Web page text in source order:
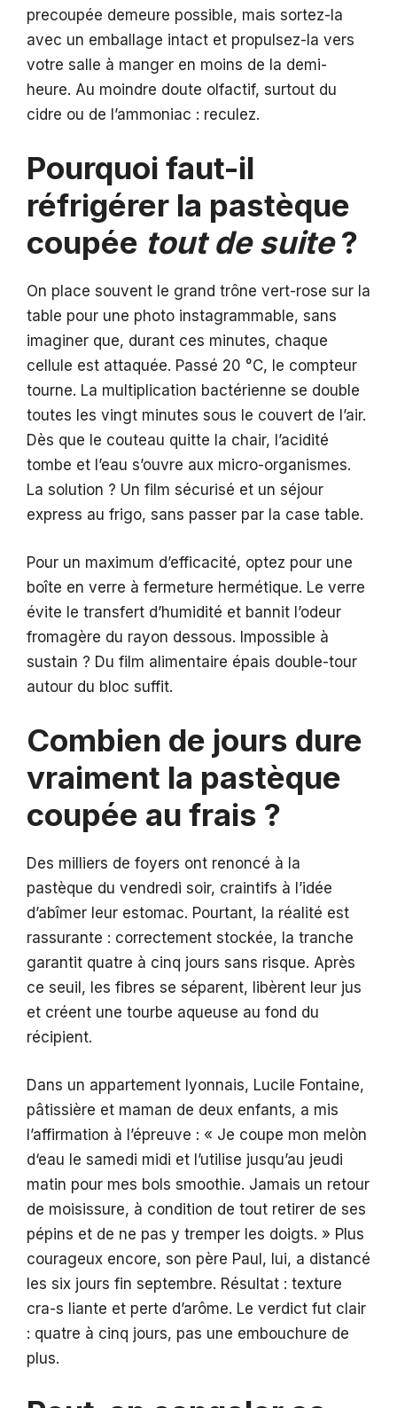
precoupée demeure possible, mais sortez-la
avec un emballage intact et propulsez-la vers
votre salle à manger en moins de la demi-
heure. Au moindre doute olfactif, surtout du
cidre ou de l’ammoniac : reculez.
Pourquoi faut-il
réfrigérer la pastèque
coupée tout de suite?
On place souvent le grand trône vert-rose sur la
table pour une photo instagrammable, sans
imaginer que, durant ces minutes, chaque
cellule est attaquée. Passé 20 °C, le compteur
tourne. La multiplication bactérienne se double
toutes les vingt minutes sous le couvert de l’air.
Dès que le couteau quitte la chair, l’acidité
tombe et l’eau s’ouvre aux micro-organismes.
La solution ? Un film sécurisé et un séjour
express au frigo, sans passer par la case table.
Pour un maximum d’efficacité, optez pour une
boîte en verre à fermeture hermétique. Le verre
évite le transfert d’humidité et bannit l’odeur
fromagère du rayon dessous. Impossible à
sustain ? Du film alimentaire épais double-tour
autour du bloc suffit.
Combien de jours dure
vraiment la pastèque
coupée au frais ?
Des milliers de foyers ont renoncé à la
pastèque du vendredi soir, craintifs à l’idée
d’abîmer leur estomac. Pourtant, la réalité est
rassurante : correctement stockée, la tranche
garantit quatre à cinq jours sans risque. Après
ce seuil, les fibres se séparent, libèrent leur jus
et créent une tourbe aqueuse au fond du
récipient.
Dans un appartement lyonnais, Lucile Fontaine,
pâtissière et maman de deux enfants, a mis
l’affirmation à l’épreuve : « Je coupe mon melòn
d‘eau le samedi midi et l’utilise jusqu’au jeudi
matin pour mes bols smoothie. Jamais un retour
de moisissure, à condition de tout retirer de ses
pépins et de ne pas y tremper les doigts. » Plus
courageux encore, son père Paul, lui, a distancé
les six jours fin septembre. Résultat : texture
cra-s liante et perte d’arôme. Le verdict fut clair
: quatre à cinq jours, pas une embouchure de
plus.